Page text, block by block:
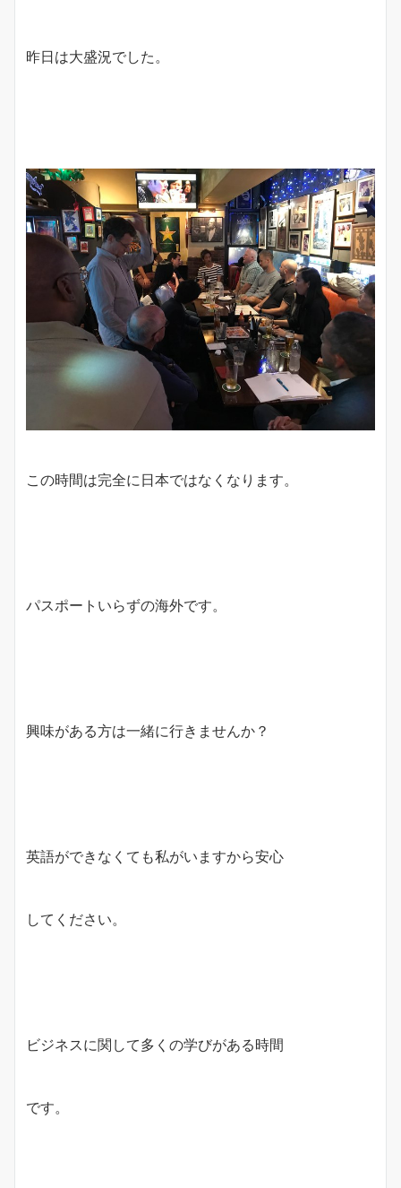
昨日は大盛況でした。
この時間は完全に日本ではなくなります。
パスポートいらずの海外です。
興味がある方は一緒に行きませんか？
英語ができなくても私がいますから安心
してください。
ビジネスに関して多くの学びがある時間
です。